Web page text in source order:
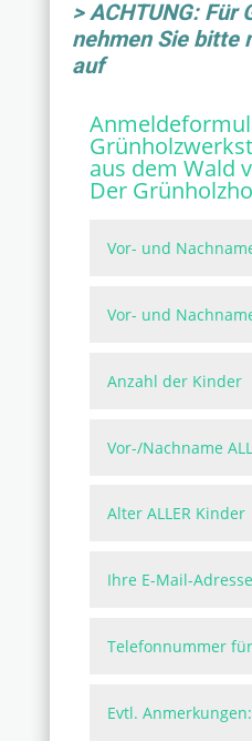
> ACHTUNG: Für
nehmen Sie bitte
auf
aus dem Wald
Der